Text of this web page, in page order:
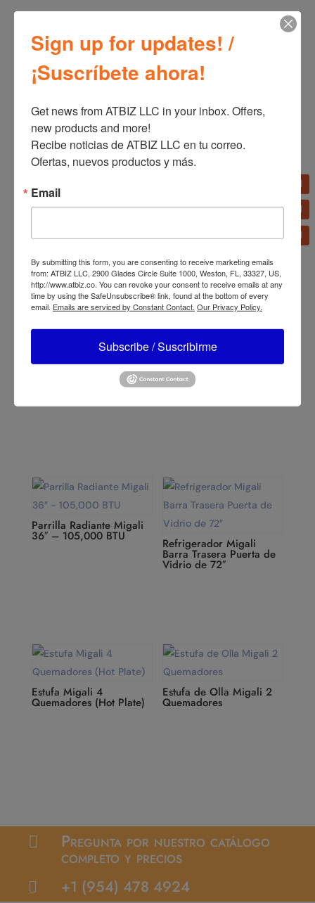
Barra Trasera Puerta
Sólida de 48″
Parrilla Migali 24″ Char-
Rock – 70,000 BTU
Parrilla Radiante Migali
24″ – 70,000 BTU
Estufa Migali 6
Quemadores, Parrilla
24”, (2) Hornos, Propano
Parrilla Radiante Migali
36″ – 105,000 BTU Refrigerador Migali
Barra Trasera Puerta de
Vidrio de 72″
Estufa Migali 4
Quemadores (Hot Plate)
Estufa de Olla Migali 2
Quemadores
 Pregunta por nuestro catálogo
completo y precios
 +1 (954) 478 4924
Sign up for updates! /
¡Suscríbete ahora!
Get news from ATBIZ LLC in your inbox. Offers,
new products and more!
Recibe noticias de ATBIZ LLC en tu correo.
Ofertas, nuevos productos y más.
Email
By submitting this form, you are consenting to receive marketing emails
from: ATBIZ LLC, 2900 Glades Circle Suite 1000, Weston, FL, 33327, US,
http://www.atbiz.co. You can revoke your consent to receive emails at any
time by using the SafeUnsubscribe® link, found at the bottom of every
email. Emails are serviced by Constant Contact. Our Privacy Policy.
Subscribe / Suscribirme